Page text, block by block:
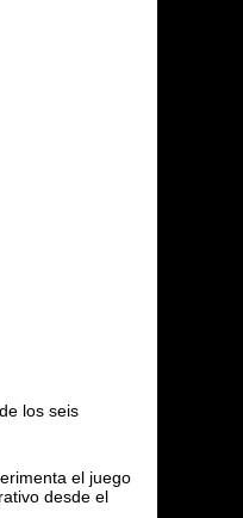
los seis
el juego
desde el